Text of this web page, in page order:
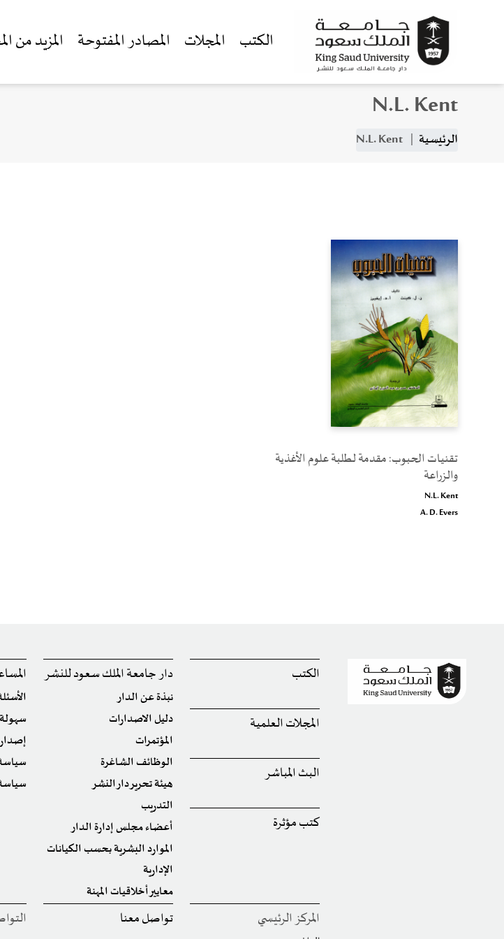
تجاوز إلى المحتوى الرئيسي
الكتب المجلات المصادر المفتوحة المزيد من
N.L. Kent
مسار التنقل
الرئيسية
تقنيات الحبوب: مقدمة لطلبة علوم الأغذية
والزراعة
N.L. Kent
A. D. Evers
الكتب
المجلات العلمية
البث المباشر
كتب مؤثرة
دار جامعة الملك سعود للنشر
نبذة عن الدار
دليل الاصدارات
المؤتمرات
الوظائف الشاغرة
هيئة تحرير دار النشر
التدريب
أعضاء مجلس إدارة الدار
الموارد البشرية بحسب الكيانات
الإدارية
معايير أخلاقيات المهنة
المركز الرئيسي تواصل معنا